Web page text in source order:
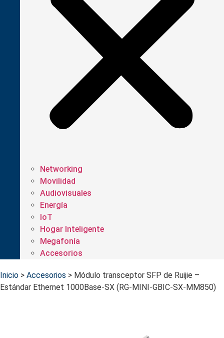
Networking
Movilidad
Audiovisuales
Energía
IoT
Hogar Inteligente
Megafonía
Accesorios
Inicio > Accesorios > Módulo transceptor SFP de Ruijie –
Estándar Ethernet 1000Base-SX (RG-MINI-GBIC-SX-MM850)